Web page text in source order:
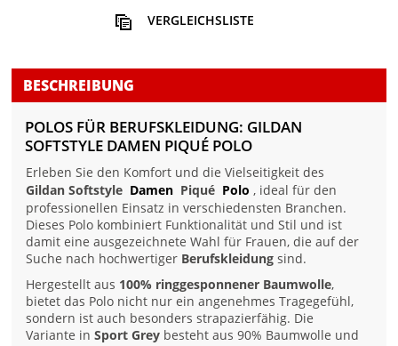
VERGLEICHSLISTE
BESCHREIBUNG
POLOS FÜR BERUFSKLEIDUNG: GILDAN
SOFTSTYLE DAMEN PIQUÉ POLO
Erleben Sie den Komfort und die Vielseitigkeit des
Gildan Softstyle Damen Piqué Polo , ideal für den
professionellen Einsatz in verschiedensten Branchen.
Dieses Polo kombiniert Funktionalität und Stil und ist
damit eine ausgezeichnete Wahl für Frauen, die auf der
Suche nach hochwertiger Berufskleidung sind.
Hergestellt aus 100% ringgesponnener Baumwolle,
bietet das Polo nicht nur ein angenehmes Tragegefühl,
sondern ist auch besonders strapazierfähig. Die
Variante inSport Grey besteht aus 90% Baumwolle und